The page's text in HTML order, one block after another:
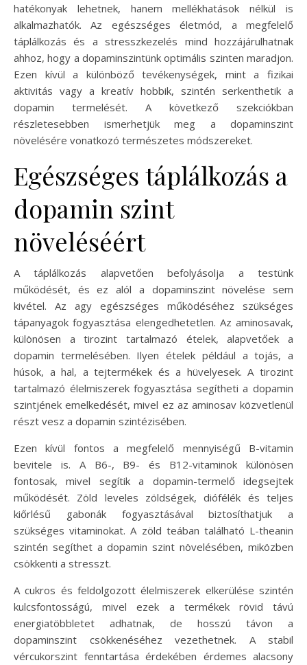
hatékonyak lehetnek, hanem mellékhatások nélkül is
alkalmazhatók. Az egészséges életmód, a megfelelő
táplálkozás és a stresszkezelés mind hozzájárulhatnak
ahhoz, hogy a dopaminszintünk optimális szinten maradjon.
Ezen kívül a különböző tevékenységek, mint a fizikai
aktivitás vagy a kreatív hobbik, szintén serkenthetik a
dopamin termelését. A következő szekciókban
részletesebben ismerhetjük meg a dopaminszint
növelésére vonatkozó természetes módszereket.
Egészséges táplálkozás a
dopamin szint
növeléséért
A táplálkozás alapvetően befolyásolja a testünk
működését, és ez alól a dopaminszint növelése sem
kivétel. Az agy egészséges működéséhez szükséges
tápanyagok fogyasztása elengedhetetlen. Az aminosavak,
különösen a tirozint tartalmazó ételek, alapvetőek a
dopamin termelésében. Ilyen ételek például a tojás, a
húsok, a hal, a tejtermékek és a hüvelyesek. A tirozint
tartalmazó élelmiszerek fogyasztása segítheti a dopamin
szintjének emelkedését, mivel ez az aminosav közvetlenül
részt vesz a dopamin szintézisében.
Ezen kívül fontos a megfelelő mennyiségű B-vitamin
bevitele is. A B6-, B9- és B12-vitaminok különösen
fontosak, mivel segítik a dopamin-termelő idegsejtek
működését. Zöld leveles zöldségek, diófélék és teljes
kiőrlésű gabonák fogyasztásával biztosíthatjuk a
szükséges vitaminokat. A zöld teában található L-theanin
szintén segíthet a dopamin szint növelésében, miközben
csökkenti a stresszt.
A cukros és feldolgozott élelmiszerek elkerülése szintén
kulcsfontosságú, mivel ezek a termékek rövid távú
energiatöbbletet adhatnak, de hosszú távon a
dopaminszint csökkenéséhez vezethetnek. A stabil
vércukorszint fenntartása érdekében érdemes alacsony